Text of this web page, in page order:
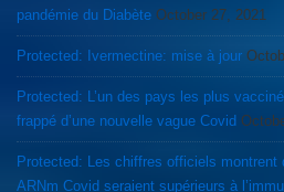
pandémie du Diabète October 27, 2021
Protected: Ivermectine: mise à jour
Protected: L’un des pays les plus
frappé d’une nouvelle vague Covid
Protected: Les chiffres officiels montrent
ARNm Covid seraient supérieurs à